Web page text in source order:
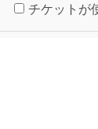
チケットが